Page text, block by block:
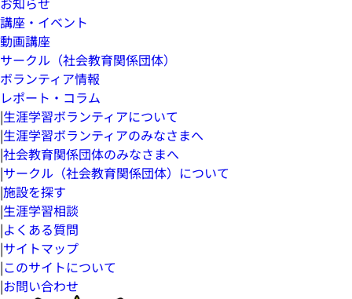
講座・イベント
動画講座
サークル（社会教育関係団体）
ボランティア情報
レポート・コラム
|生涯学習ボランティアについて
|生涯学習ボランティアのみなさまへ
|社会教育関係団体のみなさまへ
|サークル（社会教育関係団体）について
|施設を探す
|生涯学習相談
|よくある質問
|サイトマップ
|このサイトについて
|お問い合わせ